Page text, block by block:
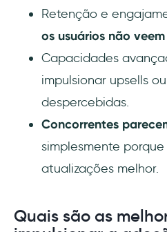
Retenção e
os usuários não
Capacidades
impulsionar upsells
despercebidas.
Concorrentes
simplesmente
atualizações melhor.
Quais são as